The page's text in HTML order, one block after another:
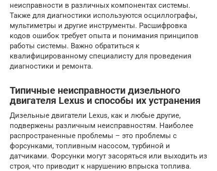
неисправности в различных компонентах системы.
Также для диагностики используются осциллографы,
мультиметры и другие инструменты. Расшифровка
кодов ошибок требует опыта и понимания принципов
работы системы. Важно обратиться к
квалифицированному специалисту для проведения
диагностики и ремонта.
Типичные неисправности дизельного
двигателя Lexus и способы их устранения
Дизельные двигатели Lexus, как и любые другие,
подвержены различным неисправностям. Наиболее
распространенные проблемы – это проблемы с
форсунками, топливным насосом, турбиной и
датчиками. Форсунки могут засоряться или выходить из
строя, что приводит к нарушению впрыска топлива.